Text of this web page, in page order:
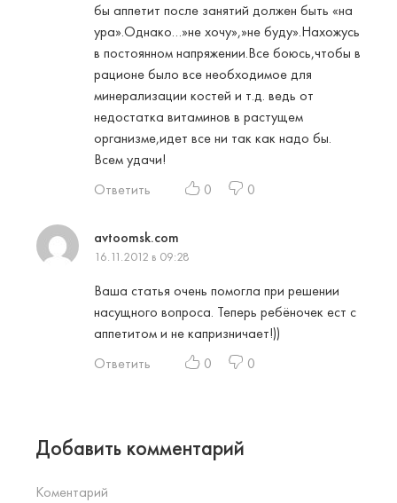
бы аппетит после занятий должен быть «на
ура».Однако…»не хочу»,»не буду».Нахожусь
в постоянном напряжении.Все боюсь,чтобы в
рационе было все необходимое для
минерализации костей и т.д. ведь от
недостатка витаминов в растущем
организме,идет все ни так как надо бы.
Всем удачи!
Ответить
0 0
avtoomsk.com
16.11.2012 в 09:28
Ваша статья очень помогла при решении
насущного вопроса. Теперь ребёночек ест с
аппетитом и не капризничает!))
Ответить
0 0
Добавить комментарий
Коментарий